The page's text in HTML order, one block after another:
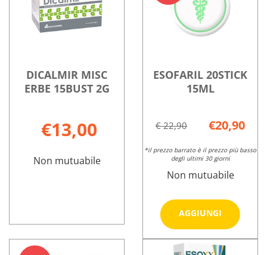
MONODOSE
DICALMIR MISC
ERBE 15BUST 2G
€13,00
Non mutuabile
MISC
su DICALMIR
ESOFARIL 20STICK
15ML
€ 22,90 €20,90
*il prezzo barrato è il prezzo più basso
degli ultimi 30 giorni
Non mutuabile
AGGIUNGI
Aggiungi
20STICK
15ML al
carrello
Informazioni